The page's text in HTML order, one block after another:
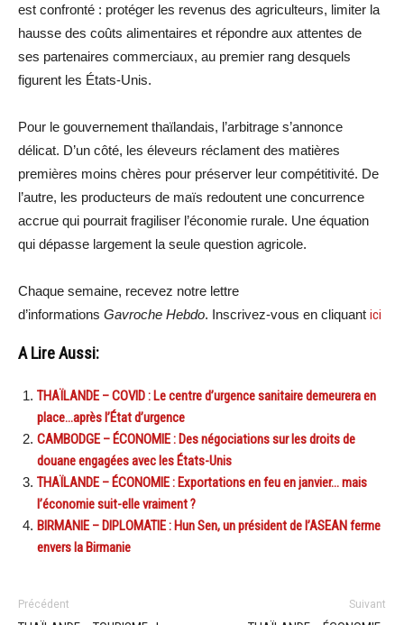
est confronté : protéger les revenus des agriculteurs, limiter la
hausse des coûts alimentaires et répondre aux attentes de
ses partenaires commerciaux, au premier rang desquels
figurent les États-Unis.
Pour le gouvernement thaïlandais, l’arbitrage s’annonce
délicat. D’un côté, les éleveurs réclament des matières
premières moins chères pour préserver leur compétitivité. De
l’autre, les producteurs de maïs redoutent une concurrence
accrue qui pourrait fragiliser l’économie rurale. Une équation
qui dépasse largement la seule question agricole.
Chaque semaine, recevez notre lettre
d’informations Gavroche Hebdo. Inscrivez-vous en cliquant ici
A Lire Aussi:
THAÏLANDE – COVID : Le centre d’urgence sanitaire demeurera en
place…après l’État d’urgence
CAMBODGE – ÉCONOMIE : Des négociations sur les droits de
douane engagées avec les États-Unis
THAÏLANDE – ÉCONOMIE : Exportations en feu en janvier… mais
l’économie suit-elle vraiment ?
BIRMANIE – DIPLOMATIE : Hun Sen, un président de l’ASEAN ferme
envers la Birmanie
Précédent Suivant